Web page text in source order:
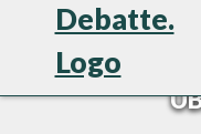
"MACHO
ROLAND